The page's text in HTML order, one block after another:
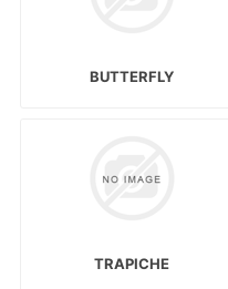
BUTTERFLY
TRAPICHE